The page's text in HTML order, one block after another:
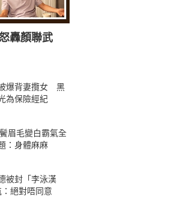
轟顏聯武
爆背妻攬女 黑
為保險經紀
眉毛變白霸氣全
：身體麻麻
被封「李泳漢
絕對唔同意